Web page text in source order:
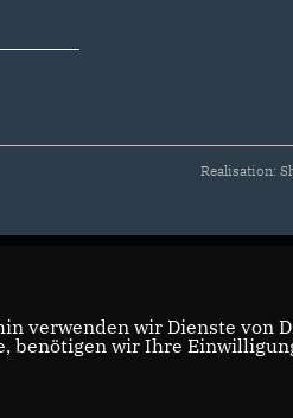
Realisation:
verwenden wir Dienste von
benötigen wir Ihre